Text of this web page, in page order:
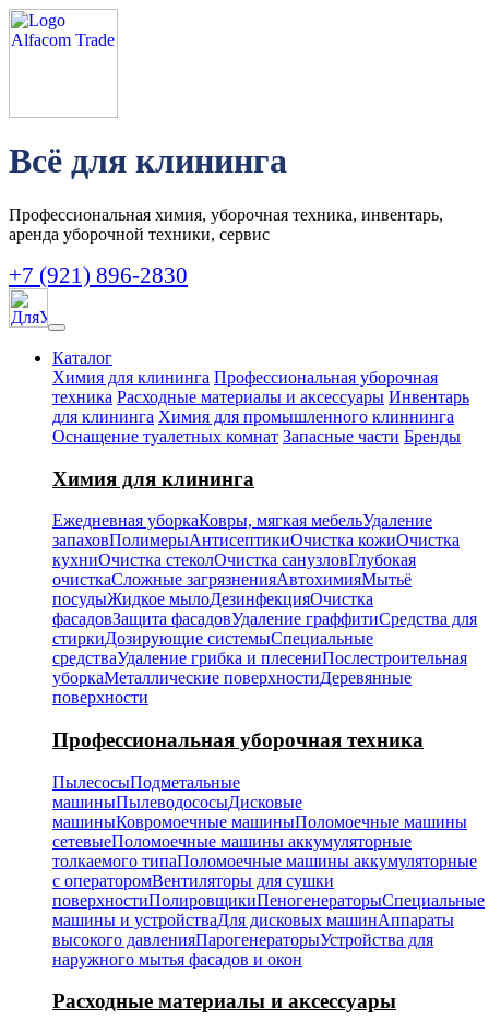
Всё для клининга
Профессиональная химия, уборочная техника, инвентарь,
аренда уборочной техники, сервис
+7 (921) 896-2830
Каталог
Химия для клининга Профессиональная уборочная
техника Расходные материалы и аксессуары Инвентарь
для клининга Химия для промышленного клиннинга
Оснащение туалетных комнат Запасные части Бренды
Химия для клининга
Ежедневная уборкаКовры, мягкая мебельУдаление
запаховПолимерыАнтисептикиОчистка кожиОчистка
кухниОчистка стеколОчистка санузловГлубокая
очисткаСложные загрязненияАвтохимияМытьё
посудыЖидкое мылоДезинфекцияОчистка
фасадовЗащита фасадовУдаление граффитиСредства для
стиркиДозирующие системыСпециальные
средстваУдаление грибка и плесениПослестроительная
уборкаМеталлические поверхностиДеревянные
поверхности
Профессиональная уборочная техника
ПылесосыПодметальные
машиныПылеводососыДисковые
машиныКовромоечные машиныПоломоечные машины
сетевыеПоломоечные машины аккумуляторные
толкаемого типаПоломоечные машины аккумуляторные
с операторомВентиляторы для сушки
поверхностиПолировщикиПеногенераторыСпециальные
машины и устройстваДля дисковых машинАппараты
высокого давленияПарогенераторыУстройства для
наружного мытья фасадов и окон
Расходные материалы и аксессуары